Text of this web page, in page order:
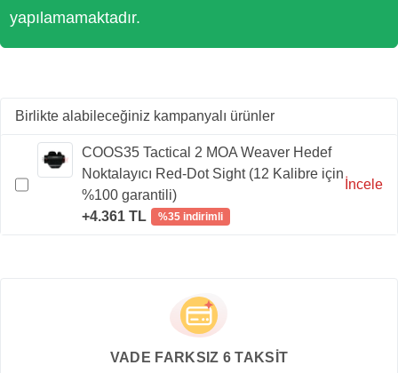
yapılamamaktadır.
Birlikte alabileceğiniz kampanyalı ürünler
COOS35 Tactical 2 MOA Weaver Hedef
Noktalayıcı Red-Dot Sight (12 Kalibre için
%100 garantili)
+4.361 TL
%35 indirimli
İncele
VADE FARKSIZ 6 TAKSİT